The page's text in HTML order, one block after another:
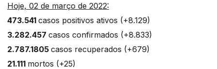
Hoje, 02 de março de 2022:
473.541 casos positivos ativos (+8.129)
3.282.457 casos confirmados (+8.833)
2.787.1805 casos recuperados (+679)
21.111 mortos (+25)